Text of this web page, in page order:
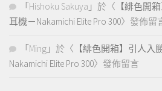
「 Hishoku Sakuya 」於〈 【緋色開
耳機－Nakamichi Elite Pro 300〉發佈留
「 Ming 」於〈 【緋色開箱】引人入
Nakamichi Elite Pro 300〉發佈留言